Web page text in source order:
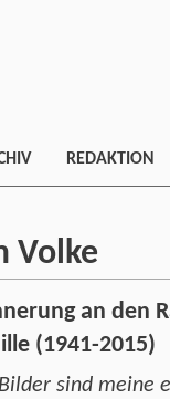
REDAKTION
Volke
an den
(1941-2015)
sind meine